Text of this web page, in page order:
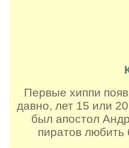
Первые хиппи
давно, лет 15 или
был апостол
пиратов любить